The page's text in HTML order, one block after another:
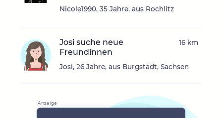
Nicole1990, 35 Jahre, aus Rochlitz
Josi suche neue
Freundinnen
Josi, 26 Jahre, aus Burgstädt, Sachsen
16 km